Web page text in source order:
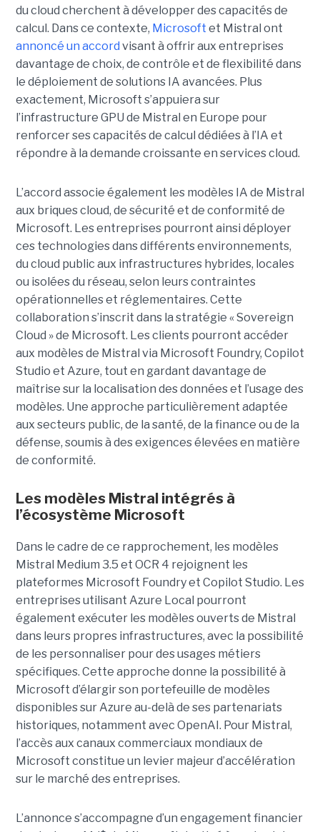
du cloud cherchent à développer des capacités de
calcul. Dans ce contexte, Microsoft et Mistral ont
annoncé un accord visant à offrir aux entreprises
davantage de choix, de contrôle et de flexibilité dans
le déploiement de solutions IA avancées. Plus
exactement, Microsoft s’appuiera sur
l’infrastructure GPU de Mistral en Europe pour
renforcer ses capacités de calcul dédiées à l’IA et
répondre à la demande croissante en services cloud.
L’accord associe également les modèles IA de Mistral
aux briques cloud, de sécurité et de conformité de
Microsoft. Les entreprises pourront ainsi déployer
ces technologies dans différents environnements,
du cloud public aux infrastructures hybrides, locales
ou isolées du réseau, selon leurs contraintes
opérationnelles et réglementaires. Cette
collaboration s’inscrit dans la stratégie « Sovereign
Cloud » de Microsoft. Les clients pourront accéder
aux modèles de Mistral via Microsoft Foundry, Copilot
Studio et Azure, tout en gardant davantage de
maîtrise sur la localisation des données et l’usage des
modèles. Une approche particulièrement adaptée
aux secteurs public, de la santé, de la finance ou de la
défense, soumis à des exigences élevées en matière
de conformité.
Les modèles Mistral intégrés à
l’écosystème Microsoft
Dans le cadre de ce rapprochement, les modèles
Mistral Medium 3.5 et OCR 4 rejoignent les
plateformes Microsoft Foundry et Copilot Studio. Les
entreprises utilisant Azure Local pourront
également exécuter les modèles ouverts de Mistral
dans leurs propres infrastructures, avec la possibilité
de les personnaliser pour des usages métiers
spécifiques. Cette approche donne la possibilité à
Microsoft d’élargir son portefeuille de modèles
disponibles sur Azure au-delà de ses partenariats
historiques, notamment avec OpenAI. Pour Mistral,
l’accès aux canaux commerciaux mondiaux de
Microsoft constitue un levier majeur d’accélération
sur le marché des entreprises.
L’annonce s’accompagne d’un engagement financier